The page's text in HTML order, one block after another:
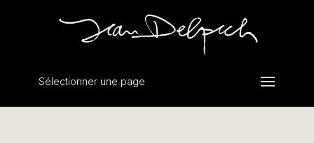
Sélectionner une page